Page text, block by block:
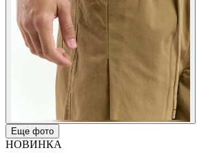
Еще фото
НОВИНКА